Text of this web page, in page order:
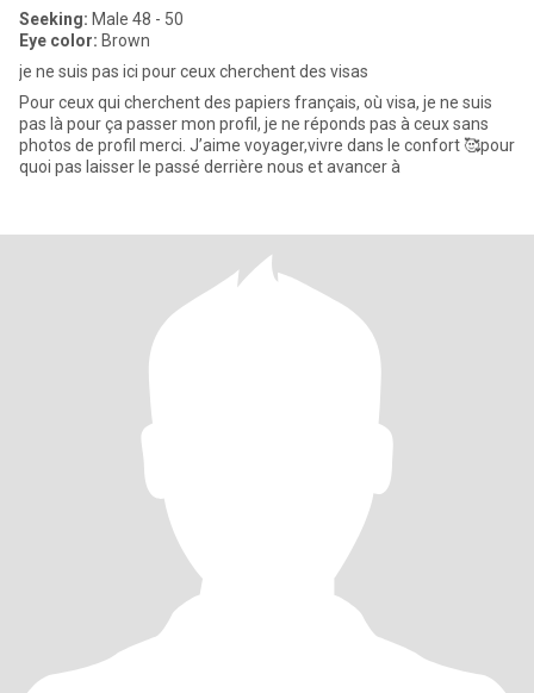
Seeking: Male 48 - 50
Eye color: Brown
je ne suis pas ici pour ceux cherchent des visas
Pour ceux qui cherchent des papiers français, où visa, je ne suis
pas là pour ça passer mon profil, je ne réponds pas à ceux sans
photos de profil merci. J’aime voyager,vivre dans le confort 🥰pour
quoi pas laisser le passé derrière nous et avancer à